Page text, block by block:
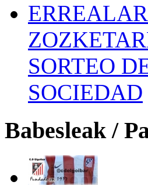
SORTEO
SOCIEDAD
Babesleak /